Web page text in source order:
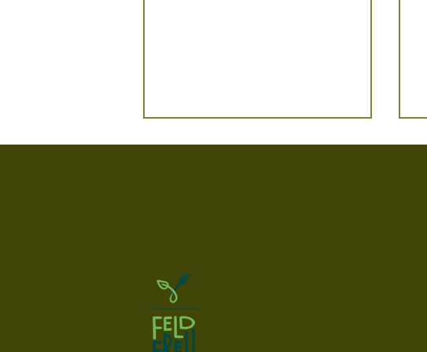
Bio-Ackerbautag im Thurgau: Neue
Impulse für den Acker von morgen